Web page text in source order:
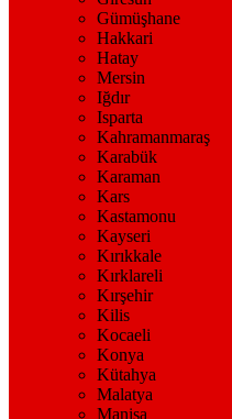
Gümüşhane
Hakkari
Hatay
Mersin
Iğdır
Isparta
Kahramanmaraş
Karabük
Karaman
Kars
Kastamonu
Kayseri
Kırıkkale
Kırklareli
Kırşehir
Kilis
Kocaeli
Konya
Kütahya
Malatya
Manisa